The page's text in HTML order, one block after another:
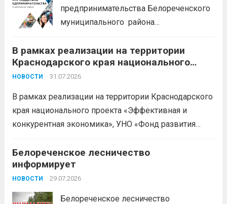
предпринимательства Белореченского
муниципального района
БЕСПЛАТНЫЕ КОНСУЛЬТАЦИИ
Бухгалтерский учет и заполнение
деклараций; Трудовое
планирование и правовое обеспечение;
Микрозаймы для предпринимателей по
низким ставкам; Единый налоговый
+79892903917 Часы работы: 08:00-17:00
Ждем Вас...
В рамках реализации на территории
Краснодарского края национального
проекта «Эффективная и конкурентная
НОВОСТИ 31.07.2026
В рамках реализации на территории Краснодарского
края национального проекта «Эффективная и
конкурентная экономика», УНО «Фонд развития
доступных мерах поддержки субъектов малого и
среднего предпринимательства и граждан,
желающих вести бизнес.
Белореченское лесничество
информирует
НОВОСТИ 29.07.2026
Белореченское лесничество